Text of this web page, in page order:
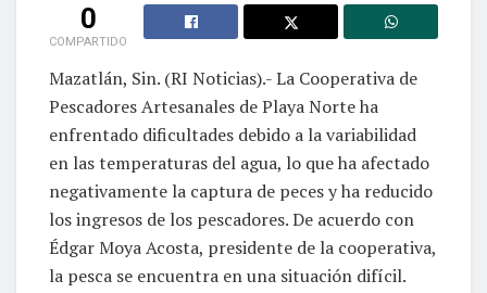
0
COMPARTIDO
Mazatlán, Sin. (RI Noticias).- La Cooperativa de
Pescadores Artesanales de Playa Norte ha
enfrentado dificultades debido a la variabilidad
en las temperaturas del agua, lo que ha afectado
negativamente la captura de peces y ha reducido
los ingresos de los pescadores. De acuerdo con
Édgar Moya Acosta, presidente de la cooperativa,
la pesca se encuentra en una situación difícil.